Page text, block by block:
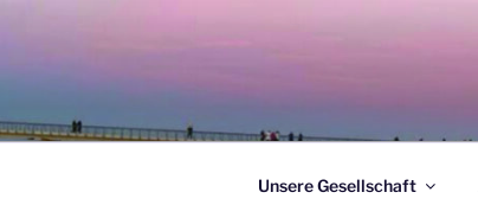
springen
Unsere Gesellschaft